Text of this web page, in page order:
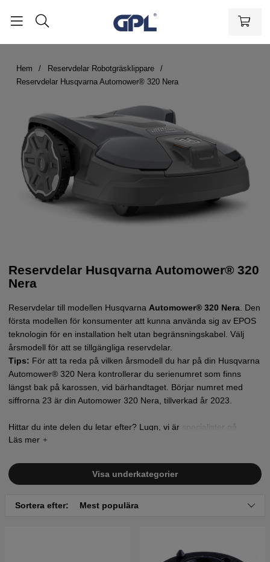
Hem
Reservdelar Robotgräsklippare
Reservdelar Husqvarna Automower® 320 Nera
Reservdelar Husqvarna Automower® 320
Nera
Reservdelar till modellen Husqvarna Automower® 320 Nera . Den
första modellen för konsumenter att kunna använda sig av EPOS
teknologin för en installation helt utan begränsningskabel. Välj
årsmodell för att se tillgängliga reservdelar.
Tips: För att ta reda på vilken årsmodell du har på din Husqvarna
Automower® 320 Nera kontrollerar du serienumret som finns
längst bak på karossen, vid bärhandtaget. Börjar numret med
siffrorna 23 är din Automower 320 Nera, tillverkad år 2023.
Hittar du inte delen du letar efter? Lugn, vi är specialister på
Automower.
Visa underkategorier
Sortera efter: Mest populära